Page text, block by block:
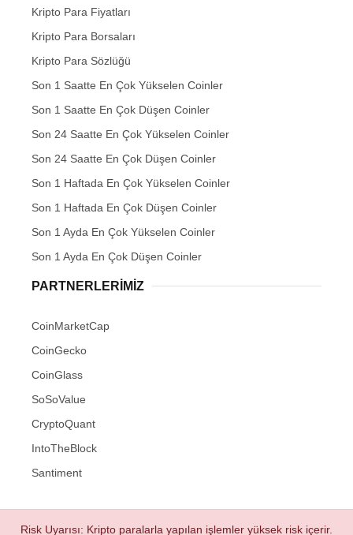
Kripto Para Fiyatları
Kripto Para Borsaları
Kripto Para Sözlüğü
Son 1 Saatte En Çok Yükselen Coinler
Son 1 Saatte En Çok Düşen Coinler
Son 24 Saatte En Çok Yükselen Coinler
Son 24 Saatte En Çok Düşen Coinler
Son 1 Haftada En Çok Yükselen Coinler
Son 1 Haftada En Çok Düşen Coinler
Son 1 Ayda En Çok Yükselen Coinler
Son 1 Ayda En Çok Düşen Coinler
PARTNERLERIMIZ
CoinMarketCap
CoinGecko
CoinGlass
SoSoValue
CryptoQuant
IntoTheBlock
Santiment
Risk Uyarısı: Kripto paralarla yapılan işlemler yüksek risk içerir.